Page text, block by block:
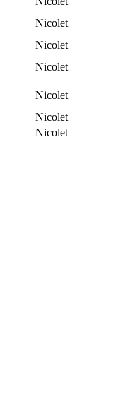
Nicolet
Nicolet
Nicolet
Nicolet
Nicolet
Nicolet